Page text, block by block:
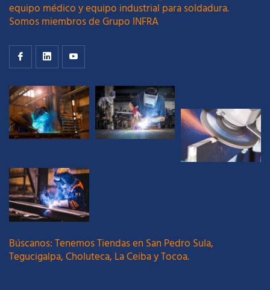
equipo médico y equipo industrial para soldadura.
Somos miembros de Grupo INFRA
Búscanos: Tenemos Tiendas en San Pedro Sula,
Tegucigalpa, Choluteca, La Ceiba y Tocoa.